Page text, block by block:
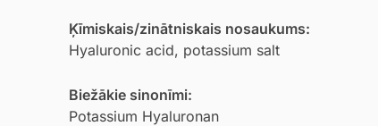
Ķīmiskais/zinātniskais nosaukums:
Hyaluronic acid, potassium salt
Biežākie sinonīmi:
Potassium Hyaluronan